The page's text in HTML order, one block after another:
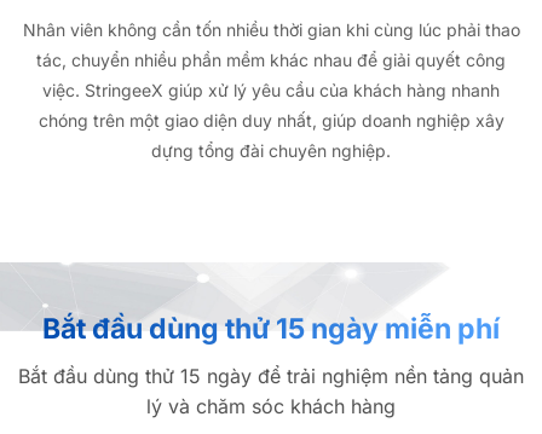
Nhân viên không cần tốn nhiều thời gian khi cùng lúc phải thao
tác, chuyển nhiều phần mềm khác nhau để giải quyết công
việc. StringeeX giúp xử lý yêu cầu của khách hàng nhanh
chóng trên một giao diện duy nhất, giúp doanh nghiệp xây
dựng tổng đài chuyên nghiệp.
Bắt đầu dùng thử 15 ngày miễn phí
Bắt đầu dùng thử 15 ngày để trải nghiệm nền tảng quản
lý và chăm sóc khách hàng